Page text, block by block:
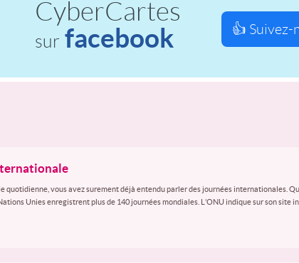
CyberCartes
sur facebook 👍 Suivez-
quotidienne, vous avez surement déjà entendu parler des journées internationales.
Unies enregistrent plus de 140 journées mondiales. L’ONU indique sur son site